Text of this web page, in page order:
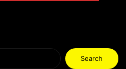
Search
for: